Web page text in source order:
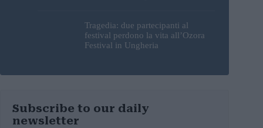
Tragedia: due partecipanti al
festival perdono la vita all’Ozora
Festival in Ungheria
Subscribe to our daily
newsletter